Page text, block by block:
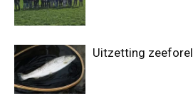
Uitzetting zeeforel